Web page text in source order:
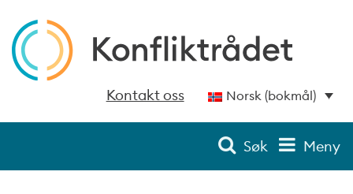
Kontakt oss Norsk (bokmål)
Søk Meny